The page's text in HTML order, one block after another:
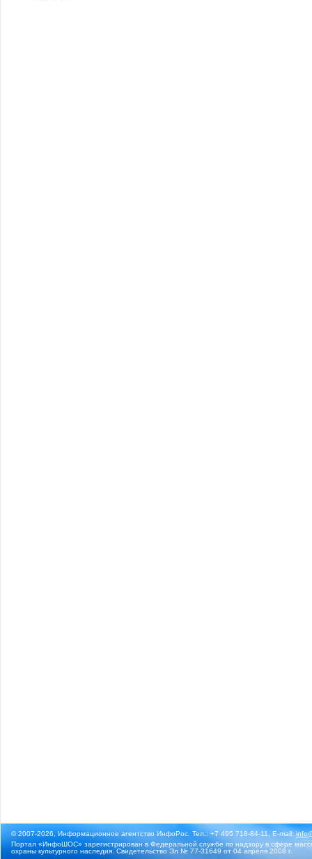
© 2007-2026, Информационное агентство ИнфоРос. Тел.: +7 495 718-84-11, E-mail:
Портал «ИнфоШОС» зарегистрирован в Федеральной службе по надзору в сфере
охраны культурного наследия. Свидетельство Эл № 77-31649 от 04 апреля 2008 г.